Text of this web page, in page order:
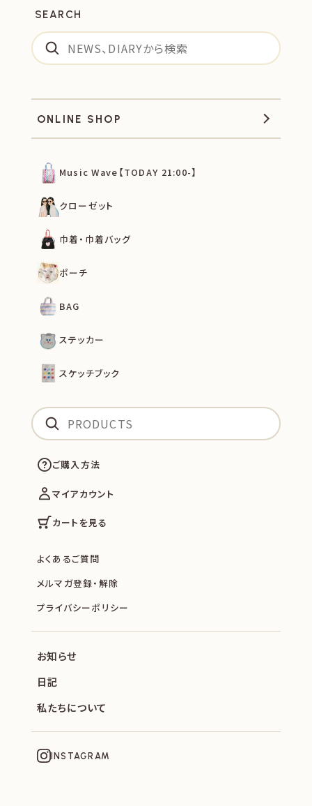
SEARCH
ONLINE SHOP
Music Wave【TODAY 21:00-】
クローゼット
巾着・巾着バッグ
ポーチ
BAG
ステッカー
スケッチブック
ご購入方法
マイアカウント
カートを見る
よくあるご質問
メルマガ登録・解除
プライバシーポリシー
お知らせ
日記
私たちについて
INSTAGRAM